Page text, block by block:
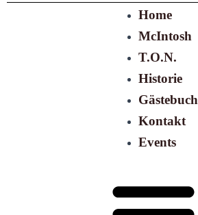
Home
McIntosh
T.O.N.
Historie
Gästebuch
Kontakt
Events